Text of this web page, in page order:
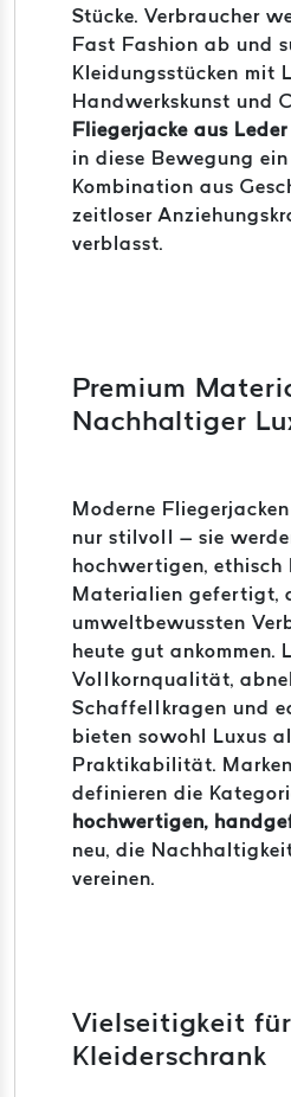
Stücke. Verbraucher
Fast Fashion ab und
Kleidungsstücken mit
Handwerkskunst und
Fliegerjacke aus Leder
in diese Bewegung
Kombination aus
zeitloser
verblasst.
Premium
Nachhaltiger
Moderne
nur stilvoll – sie
hochwertigen,
Materialien gefertigt,
umweltbewussten
heute gut ankommen.
Vollkornqualität,
Schaffellkragen und
bieten sowohl Luxus
Praktikabilität.
definieren die
hochwertigen,
neu, die
vereinen.
Vielseitigkeit
Kleiderschrank